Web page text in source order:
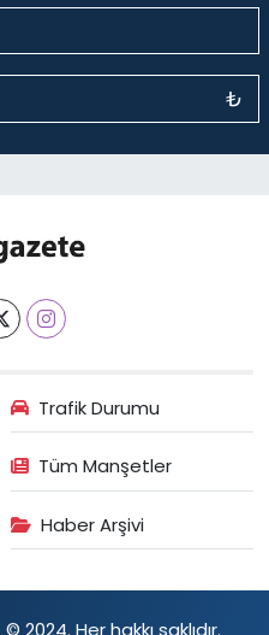
₺
Trafik Durumu
Tüm Manşetler
Haber Arşivi
2024. Her hakkı saklıdır.